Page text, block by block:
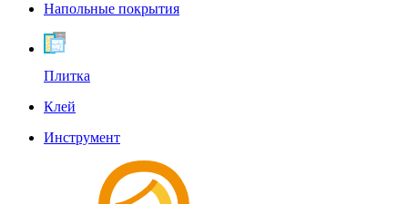
Напольные покрытия
Плитка
Клей
Инструмент